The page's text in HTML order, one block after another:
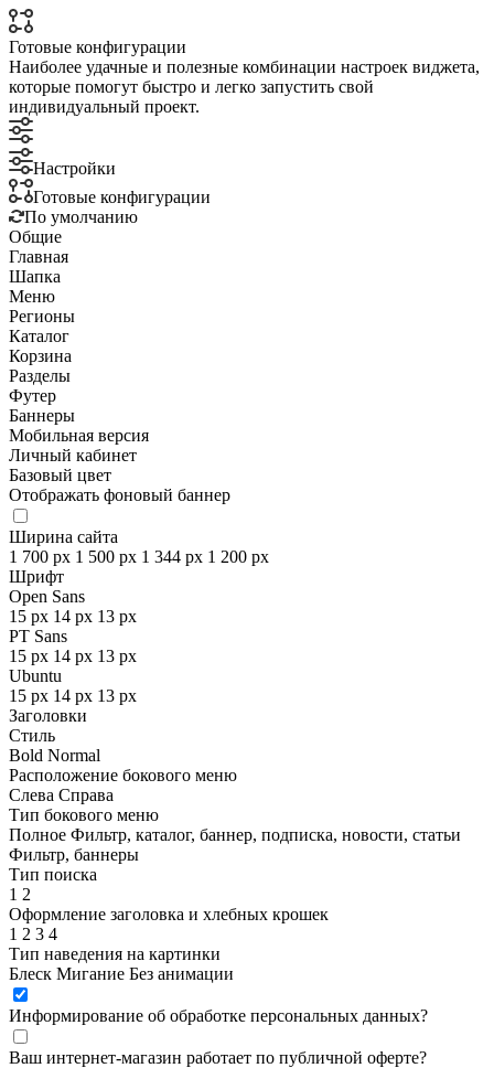
Готовые конфигурации
Наиболее удачные и полезные комбинации настроек виджета,
которые помогут быстро и легко запустить свой
индивидуальный проект.
Настройки
Готовые конфигурации
По умолчанию
Общие
Главная
Шапка
Меню
Регионы
Каталог
Корзина
Разделы
Футер
Баннеры
Мобильная версия
Личный кабинет
Базовый цвет
Отображать фоновый баннер
Ширина сайта
1 700 px 1 500 px 1 344 px 1 200 px
Шрифт
Open Sans
15 px 14 px 13 px
PT Sans
15 px 14 px 13 px
Ubuntu
15 px 14 px 13 px
Заголовки
Стиль
Bold Normal
Расположение бокового меню
Слева Справа
Тип бокового меню
Полное Фильтр, каталог, баннер, подписка, новости, статьи
Фильтр, баннеры
Тип поиска
1 2
Оформление заголовка и хлебных крошек
1 2 3 4
Тип наведения на картинки
Блеск Мигание Без анимации
Информирование об обработке персональных данных?
Ваш интернет-магазин работает по публичной оферте?